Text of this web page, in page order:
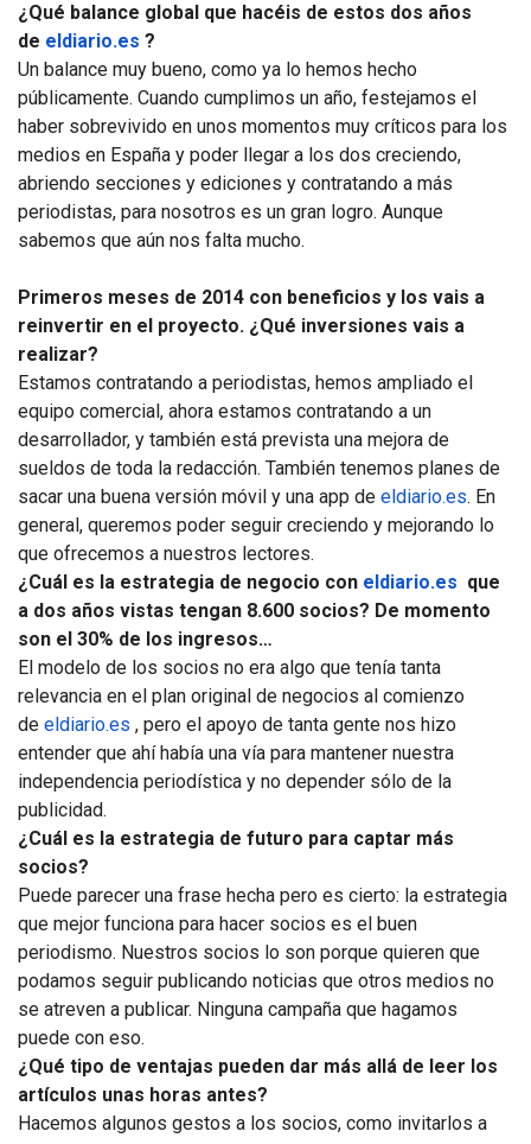
¿Qué balance global que hacéis de estos dos años
de eldiario.es ?
Un balance muy bueno, como ya lo hemos hecho
públicamente. Cuando cumplimos un año, festejamos el
haber sobrevivido en unos momentos muy críticos para los
medios en España y poder llegar a los dos creciendo,
abriendo secciones y ediciones y contratando a más
periodistas, para nosotros es un gran logro. Aunque
sabemos que aún nos falta mucho.
Primeros meses de 2014 con beneficios y los vais a
reinvertir en el proyecto. ¿Qué inversiones vais a
realizar?
Estamos contratando a periodistas, hemos ampliado el
equipo comercial, ahora estamos contratando a un
desarrollador, y también está prevista una mejora de
sueldos de toda la redacción. También tenemos planes de
sacar una buena versión móvil y una app de eldiario.es. En
general, queremos poder seguir creciendo y mejorando lo
que ofrecemos a nuestros lectores.
¿Cuál es la estrategia de negocio con eldiario.es que
a dos años vistas tengan 8.600 socios? De momento
son el 30% de los ingresos…
El modelo de los socios no era algo que tenía tanta
relevancia en el plan original de negocios al comienzo
de eldiario.es , pero el apoyo de tanta gente nos hizo
entender que ahí había una vía para mantener nuestra
independencia periodística y no depender sólo de la
publicidad.
¿Cuál es la estrategia de futuro para captar más
socios?
Puede parecer una frase hecha pero es cierto: la estrategia
que mejor funciona para hacer socios es el buen
periodismo. Nuestros socios lo son porque quieren que
podamos seguir publicando noticias que otros medios no
se atreven a publicar. Ninguna campaña que hagamos
puede con eso.
¿Qué tipo de ventajas pueden dar más allá de leer los
artículos unas horas antes?
Hacemos algunos gestos a los socios, como invitarlos a